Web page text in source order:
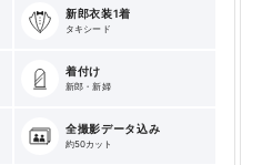
新郎衣装1着
タキシード
着付け
新郎・新婦
全撮影データ込み
約50カット